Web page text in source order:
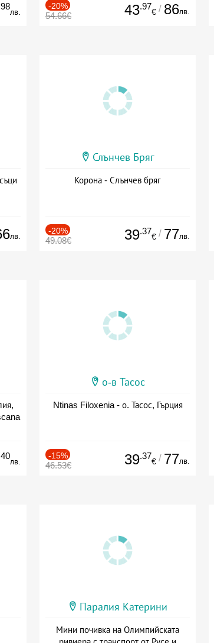
лв.
-20%
54.66€ 43.97
€ / 86лв.
лв.
Слънчев Бряг
Корона - Слънчев бряг
-20%
49.08€ 39.37
€ / 77лв.
лв.
о-в Тасос
Ntinas Filoxenia - о. Тасос, Гърция
-15%
46.53€ 39.37
€ / 77лв.
Паралия Катерини
Мини почивка на Олимпийската